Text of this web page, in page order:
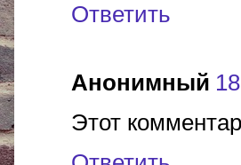
Ответить
Анонимный
Этот